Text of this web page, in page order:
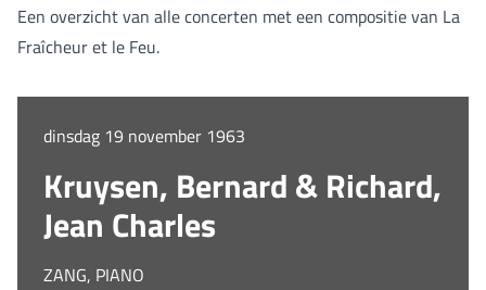
Een overzicht van alle concerten met een compositie van La
Fraîcheur et le Feu.
dinsdag 19 november 1963
Kruysen, Bernard & Richard,
Jean Charles
ZANG, PIANO